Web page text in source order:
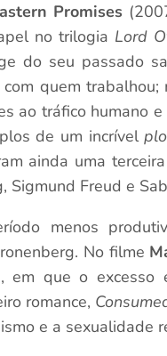
Promises
no trilogia Lord
do seu passado
com quem
ao tráfico humano
de um incrível
ainda uma
Sigmund Freud e
menos
No filme
em que o excesso
romance,
e a sexualidade